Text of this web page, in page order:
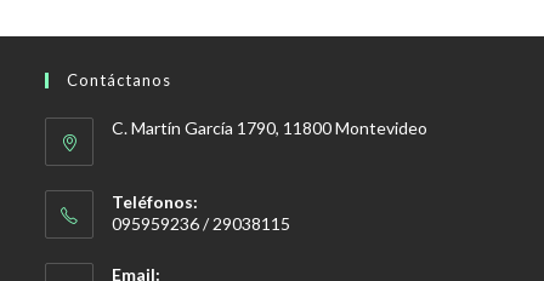
Contáctanos
C. Martín García 1790, 11800 Montevideo
Teléfonos:
095959236 / 29038115
Email: